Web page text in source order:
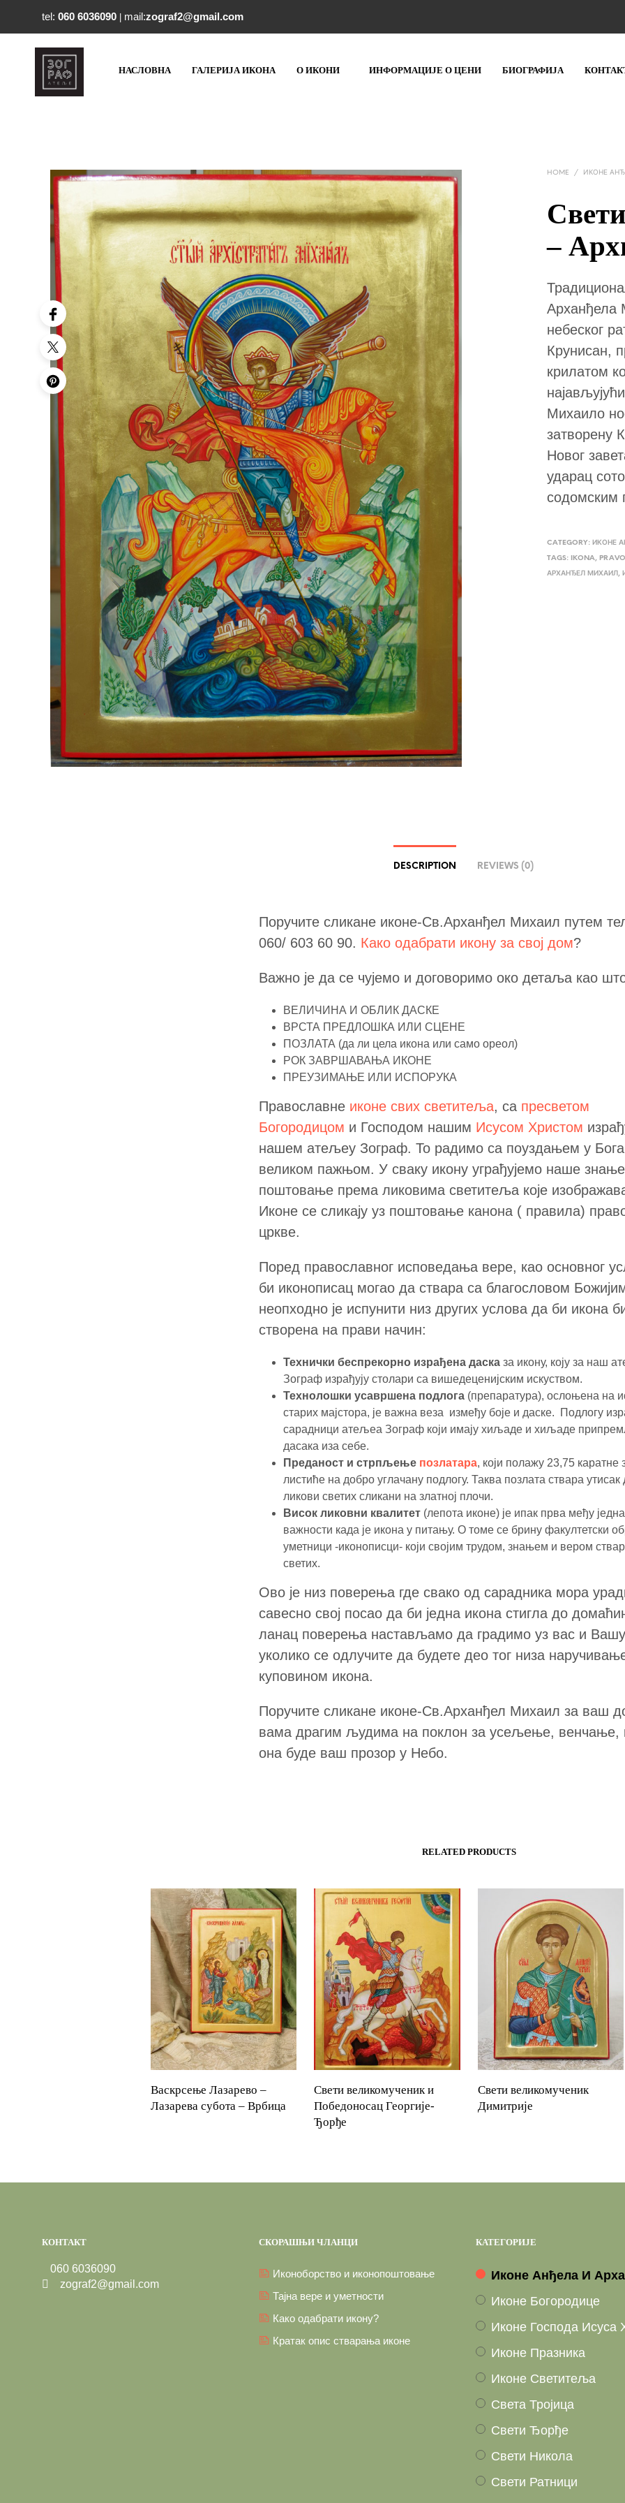
tel: 060 6036090 mail:zograf2@gmail.com
НАСЛОВНА ГАЛЕРИЈА ИКОНА О ИКОНИ ИНФОРМАЦИЈЕ О ЦЕНИ БИОГРАФИЈА
HOME / ИКОНЕ
–
Арханђела
небеског
Крунисан,
крилатом
Михаило
затворену
Новог
ударац
содомским
CATEGORY: ИКОНЕ
TAGS:
IKONA,
АРХАНЂЕЛ МИХАИЛ ,
DESCRIPTION REVIEWS (0)
Поручите сликане иконе-Св.Арханђел Михаил путем
060/ 603 60 90. Како одабрати икону за свој дом?
Важно је да се чујемо и договоримо око детаља као
ВЕЛИЧИНА И ОБЛИК ДАСКЕ
ВРСТА ПРЕДЛОШКА ИЛИ СЦЕНЕ
ПОЗЛАТА (да ли цела икона или само ореол)
РОК ЗАВРШАВАЊА ИКОНЕ
ПРЕУЗИМАЊЕ ИЛИ ИСПОРУКА
Православне иконе свих светитеља, са пресветом
Богородицом и Господом нашим Исусом Христом
нашем атељеу Зограф. То радимо са поуздањем у
великом пажњом. У сваку икону уграђујемо наше
поштовање према ликовима светитеља које
Иконе се сликају уз поштовање канона ( правила)
цркве.
Поред православног исповедања вере, као основног
би иконописац могао да ствара са благословом
неопходно је испунити низ других услова да би икона
створена на прави начин:
Технички беспрекорно израђена даска за икону, коју за наш
Зограф израђују столари са вишедеценијским искуством.
Технолошки усавршена подлога (препаратура), ослоњена на
старих мајстора, је важна веза између боје и даске. Подлогу
сарадници атељеа Зограф који имају хиљаде и хиљаде
дасака иза себе.
Преданост и стрпљење позлатара, који полажу 23,75 каратне
листиће на добро углачану подлогу. Таква позлата ствара утисак
ликови светих сликани на златној плочи.
Висок ликовни квалитет (лепота иконе) је ипак прва међу
важности када је икона у питању. О томе се брину факултетски
уметници -иконописци- који својим трудом, знањем и вером
светих.
Ово је низ поверења где свако од сарадника мора
савесно свој посао да би једна икона стигла до
ланац поверења настављамо да градимо уз вас и
уколико се одлучите да будете део тог низа
куповином икона.
Поручите сликане иконе-Св.Арханђел Михаил за ваш
вама драгим људима на поклон за усељење, венчање,
она буде ваш прозор у Небо.
RELATED PRODUCTS
Васкрсење Лазарево –
Лазарева субота – Врбица
READ MORE
Свети великомученик и
Победоносац Георгије-
Ђорђе
READ MORE
Свети великомученик
Димитрије
READ MORE
КОНТАКТ
060 6036090
zograf2@gmail.com
СКОРАШЊИ ЧЛАНЦИ
Иконоборство и иконопоштовање
Тајна вере и уметности
Како одабрати икону?
Кратак опис стварања иконе
КАТЕГОРИЈЕ
Иконе Анђела И
Иконе Богородице
Иконе Господа Исуса
Иконе Празника
Иконе Светитеља
Света Тројица
Свети Ђорђе
Свети Никола
Свети Ратници